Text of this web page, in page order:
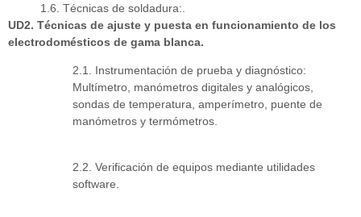
1.6. Técnicas de soldadura:.
UD2. Técnicas de ajuste y puesta en funcionamiento de los
electrodomésticos de gama blanca.
2.1. Instrumentación de prueba y diagnóstico:
Multímetro, manómetros digitales y analógicos,
sondas de temperatura, amperímetro, puente de
manómetros y termómetros.
2.2. Verificación de equipos mediante utilidades
software.